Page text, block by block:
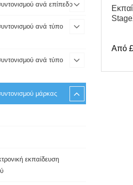
Από
ανά επίπεδο
ανά τύπο
ανά τύπο
μάρκας
εκπαίδευση